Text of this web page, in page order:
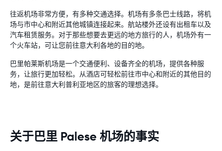
往返机场非常方便，有多种交通选择。机场有多条巴士线路，将机
场与市中心和附近其他城镇连接起来。航站楼外还设有出租车以及
汽车租赁服务。对于那些想要去更远的地方旅行的人，机场外有一
个火车站，可让您前往意大利各地的目的地。
巴里帕莱斯机场是一个交通便利、设备齐全的机场，提供各种服
务，让旅行更加轻松。从酒店可轻松前往市中心和附近的其他目的
地，是前往意大利普利亚地区的旅客的理想选择。
关于巴里 Palese 机场的事实